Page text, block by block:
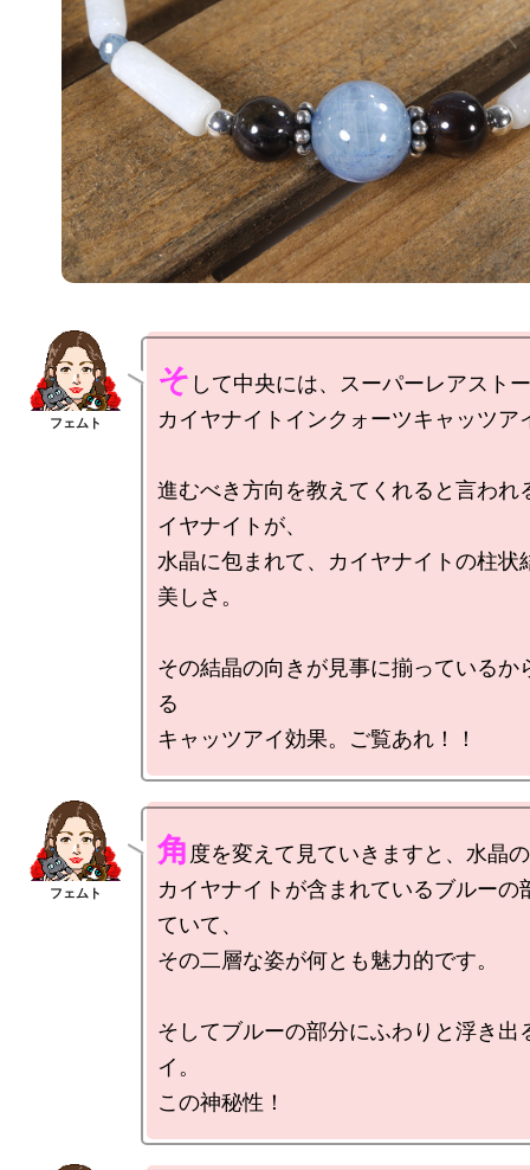
そ して中央には、スーパーレアスト
カイヤナイトインクォーツキャッツア
進むべき方向を教えてくれると言われ
イヤナイトが、
水晶に包まれて、カイヤナイトの柱状
美しさ。
その結晶の向きが見事に揃っているか
る
角 度を変えて見ていきますと、水晶
カイヤナイトが含まれているブルーの
ていて、
その二層な姿が何とも魅力的です。
そしてブルーの部分にふわりと浮き出
イ。